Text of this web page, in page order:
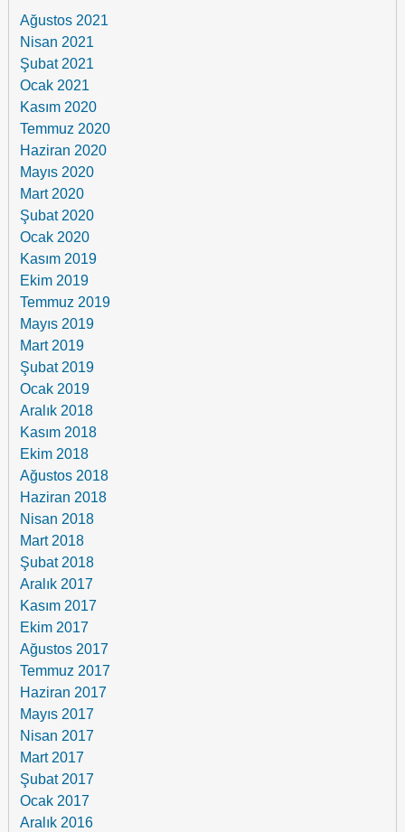
Ağustos 2021
Nisan 2021
Şubat 2021
Ocak 2021
Kasım 2020
Temmuz 2020
Haziran 2020
Mayıs 2020
Mart 2020
Şubat 2020
Ocak 2020
Kasım 2019
Ekim 2019
Temmuz 2019
Mayıs 2019
Mart 2019
Şubat 2019
Ocak 2019
Aralık 2018
Kasım 2018
Ekim 2018
Ağustos 2018
Haziran 2018
Nisan 2018
Mart 2018
Şubat 2018
Aralık 2017
Kasım 2017
Ekim 2017
Ağustos 2017
Temmuz 2017
Haziran 2017
Mayıs 2017
Nisan 2017
Mart 2017
Şubat 2017
Ocak 2017
Aralık 2016